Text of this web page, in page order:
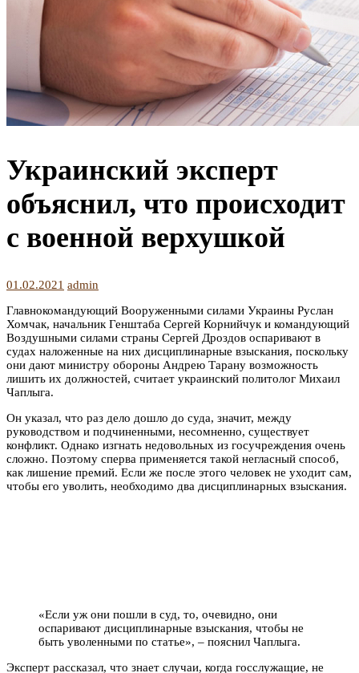
Украинский эксперт
объяснил, что происходит
с военной верхушкой
01.02.2021 admin
Главнокомандующий Вооруженными силами Украины Руслан
Хомчак, начальник Генштаба Сергей Корнийчук и командующий
Воздушными силами страны Сергей Дроздов оспаривают в
судах наложенные на них дисциплинарные взыскания, поскольку
они дают министру обороны Андрею Тарану возможность
лишить их должностей, считает украинский политолог Михаил
Чаплыга.
Он указал, что раз дело дошло до суда, значит, между
руководством и подчиненными, несомненно, существует
конфликт. Однако изгнать недовольных из госучреждения очень
сложно. Поэтому сперва применяется такой негласный способ,
как лишение премий. Если же после этого человек не уходит сам,
чтобы его уволить, необходимо два дисциплинарных взыскания.
«Если уж они пошли в суд, то, очевидно, они
оспаривают дисциплинарные взыскания, чтобы не
быть уволенными по статье», – пояснил Чаплыга.
Эксперт рассказал, что знает случаи, когда госслужащие, не